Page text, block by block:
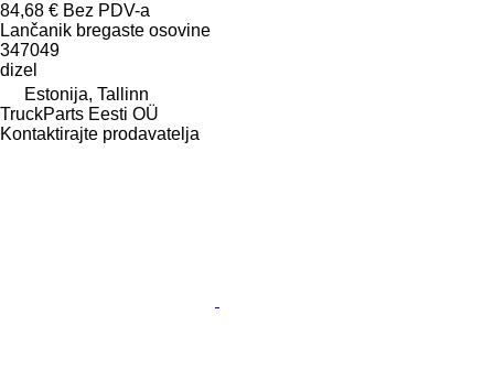
84,68 € Bez PDV-a
Lančanik bregaste osovine
347049
dizel
Estonija, Tallinn
TruckParts Eesti OÜ
Kontaktirajte prodavatelja